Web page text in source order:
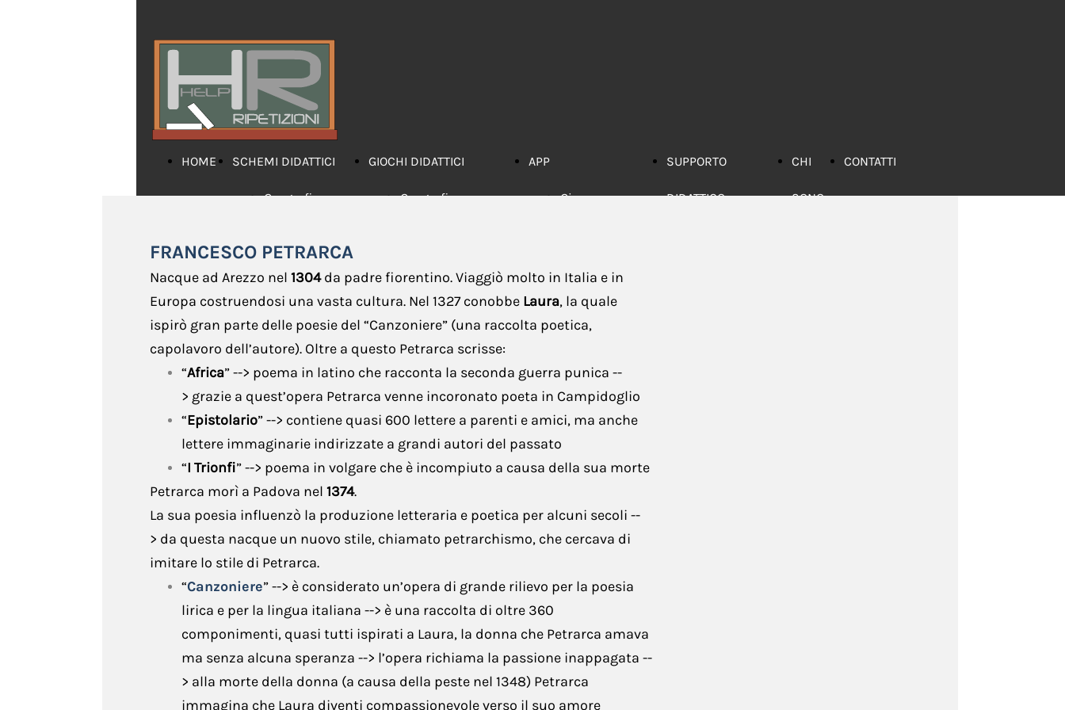
HOME SCHEMI DIDATTICI
Geografia
Inglese
Letteratura
Matematica
Scienze
Storia
Tecnica
Arte
GIOCHI DIDATTICI
Geografia
Italiano
Matematica
Multidisciplinari
Scienze
APP
Gioco
Tabelline
SUPPORTO
DIDATTICO
CHI
SONO
CONTATTI
FRANCESCO PETRARCA
Nacque ad Arezzo nel 1304da padre fiorentino. Viaggiò molto in Italia e in
Europa costruendosi una vasta cultura. Nel 1327 conobbe Laura, la quale
ispirò gran parte delle poesie del “Canzoniere” (una raccolta poetica,
capolavoro dell’autore). Oltre a questo Petrarca scrisse:
“Africa” --> poema in latino che racconta la seconda guerra punica --
> grazie a quest’opera Petrarca venne incoronato poeta in Campidoglio
“Epistolario” --> contiene quasi 600 lettere a parenti e amici, ma anche
lettere immaginarie indirizzate a grandi autori del passato
“I Trionfi” --> poema in volgare che è incompiuto a causa della sua morte
Petrarca morì a Padova nel 1374.
La sua poesia influenzò la produzione letteraria e poetica per alcuni secoli --
> da questa nacque un nuovo stile, chiamato petrarchismo, che cercava di
imitare lo stile di Petrarca.
“Canzoniere” --> è considerato un’opera di grande rilievo per la poesia
lirica e per la lingua italiana --> è una raccolta di oltre 360
componimenti, quasi tutti ispirati a Laura, la donna che Petrarca amava
ma senza alcuna speranza --> l’opera richiama la passione inappagata --
> alla morte della donna (a causa della peste nel 1348) Petrarca
immagina che Laura diventi compassionevole verso il suo amore